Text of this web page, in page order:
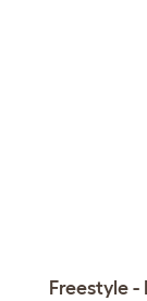
Freestyle